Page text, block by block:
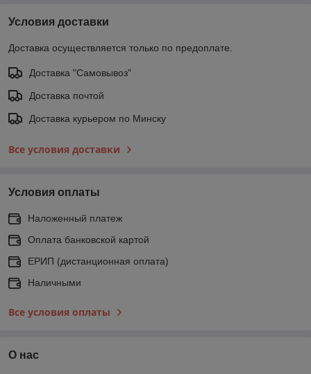
Условия доставки
Доставка осуществляется только по предоплате.
Доставка "Самовывоз"
Доставка почтой
Доставка курьером по Минску
Все условия доставки
Условия оплаты
Наложенный платеж
Оплата банковской картой
ЕРИП (дистанционная оплата)
Наличными
Все условия оплаты
О нас